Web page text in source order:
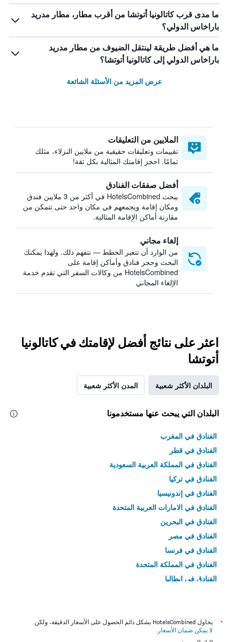
ما مدى قرب كاتالونيا أتوتشا من أقرب مطار، مطار مدريد
باراخاس الدولي؟
ما هي أفضل طريقة لينتقل الضيوف من مطار مدريد
باراخاس الدولي إلى كاتالونيا أتوتشا؟
عرض المزيد من الأسئلة الشائعة
الملايين من التعليقات
تقييمات وتعليقات حقيقية من ملايين النزلاء، مثلك
تمامًا. احجز إقامتك المثالية بكل ثقة!
أفضل صفقات الفنادق
يبحث HotelsCombined في أكثر من 3 ملايين فندق
ومكان إقامة ويجمعهم في مكان واحد حتى تتمكن من
مقارنة أماكن الإقامة المثالية.
إلغاء مجاني
من الوارد أن تتغير الخطط — نتفهم ذلك. ولهذا يمكنك
البحث وحجز فنادق وأماكن إقامة على
HotelsCombined من وكالات السفر التي تقدم خدمة
الإلغاء المجاني
اعثر على نتائج أفضل لإقامتك في كاتالونيا
أتوتشا
البلدان الأكثر شعبية المدن الأكثر شعبية
البلدان التي يبحث عنها مستخدمونا
الفنادق في المغرب
الفنادق في قطر
الفنادق في المملكة العربية السعودية
الفنادق في تركيا
الفنادق في إندونيسيا
الفنادق في الامارات العربية المتحدة
الفنادق في البحرين
الفنادق في مصر
الفنادق في فرنسا
الفنادق في المملكة المتحدة
الفنادق في إيطاليا
*
يحاول HotelsCombined بشكل دائم الحصول على الأسعار الدقيقة، ولكن
لا يمكن ضمان الأسعار .